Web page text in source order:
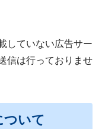
していない広告サー
信は行っておりませ
ついて